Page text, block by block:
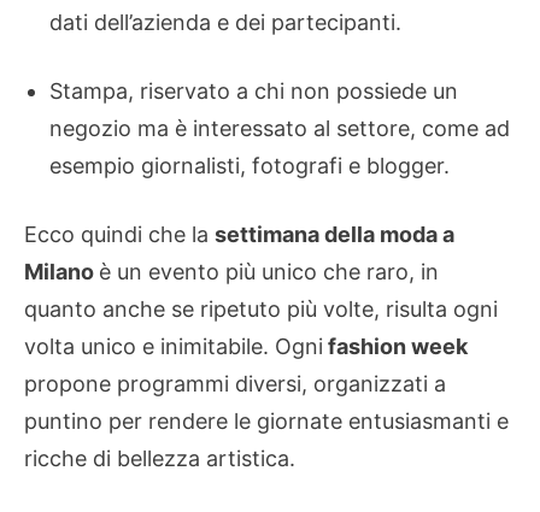
dati dell’azienda e dei partecipanti.
Stampa, riservato a chi non possiede un
negozio ma è interessato al settore, come ad
esempio giornalisti, fotografi e blogger.
Ecco quindi che la settimana della moda a
Milano è un evento più unico che raro, in
quanto anche se ripetuto più volte, risulta ogni
volta unico e inimitabile. Ogni fashion week
propone programmi diversi, organizzati a
puntino per rendere le giornate entusiasmanti e
ricche di bellezza artistica.